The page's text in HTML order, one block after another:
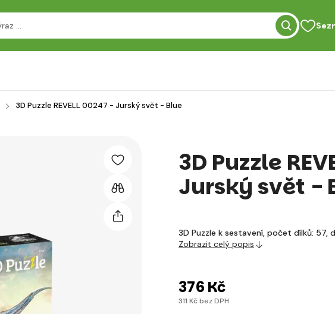
3D Puzzle REVELL 00247 - Jurský svět - Blue
3D Puzzle
Jurský svět -
3D Puzzle k sestavení, počet dílků: 57,
Zobrazit celý popis
376 Kč
311 Kč bez DPH